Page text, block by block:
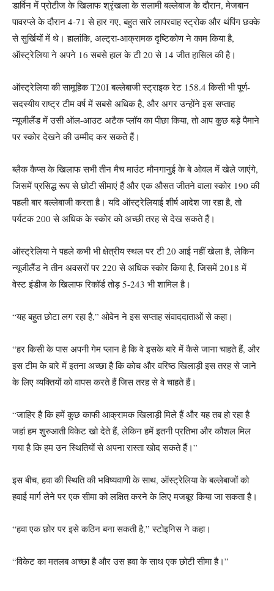
डार्विन में प्रोटीज के खिलाफ श्रृंखला के सलामी बल्लेबाज के दौरान, मेजबान
पावरप्ले के दौरान 4-71 से हार गए, बहुत सारे लापरवाह स्ट्रोक और थंपिंग छक्के
से सुर्खियों में थे। हालांकि, अल्ट्रा-आक्रामक दृष्टिकोण ने काम किया है,
ऑस्ट्रेलिया ने अपने 16 सबसे हाल के टी 20 से 14 जीत हासिल की है।
ऑस्ट्रेलिया की सामूहिक T20I बल्लेबाजी स्ट्राइक रेट 158.4 किसी भी पूर्ण-
सदस्यीय राष्ट्र टीम वर्ष में सबसे अधिक है, और अगर उन्होंने इस सप्ताह
न्यूजीलैंड में उसी ऑल-आउट अटैक प्लॉय का पीछा किया, तो आप कुछ बड़े पैमाने
पर स्कोर देखने की उम्मीद कर सकते हैं।
ब्लैक कैप्स के खिलाफ सभी तीन मैच माउंट मौनगानुई के बे ओवल में खेले जाएंगे,
जिसमें प्रसिद्ध रूप से छोटी सीमाएं हैं और एक औसत जीतने वाला स्कोर 190 की
पहली बार बल्लेबाजी करता है। यदि ऑस्ट्रेलियाई शीर्ष आदेश जा रहा है, तो
पर्यटक 200 से अधिक के स्कोर को अच्छी तरह से देख सकते हैं।
ऑस्ट्रेलिया ने पहले कभी भी क्षेत्रीय स्थल पर टी 20 आई नहीं खेला है, लेकिन
न्यूजीलैंड ने तीन अवसरों पर 220 से अधिक स्कोर किया है, जिसमें 2018 में
वेस्ट इंडीज के खिलाफ रिकॉर्ड तोड़ 5-243 भी शामिल है।
“यह बहुत छोटा लग रहा है,” ओवेन ने इस सप्ताह संवाददाताओं से कहा।
“हर किसी के पास अपनी गेम प्लान है कि वे इसके बारे में कैसे जाना चाहते हैं, और
इस टीम के बारे में इतना अच्छा है कि कोच और वरिष्ठ खिलाड़ी इस तरह से जाने
के लिए व्यक्तियों को वापस करते हैं जिस तरह से वे चाहते हैं।
“जाहिर है कि हमें कुछ काफी आक्रामक खिलाड़ी मिले हैं और यह तब हो रहा है
जहां हम शुरुआती विकेट खो देते हैं, लेकिन हमें इतनी प्रतिभा और कौशल मिल
गया है कि हम उन स्थितियों से अपना रास्ता खोद सकते हैं।”
इस बीच, हवा की स्थिति की भविष्यवाणी के साथ, ऑस्ट्रेलिया के बल्लेबाजों को
हवाई मार्ग लेने पर एक सीमा को लक्षित करने के लिए मजबूर किया जा सकता है।
“हवा एक छोर पर इसे कठिन बना सकती है,” स्टोइनिस ने कहा।
“विकेट का मतलब अच्छा है और उस हवा के साथ एक छोटी सीमा है।”